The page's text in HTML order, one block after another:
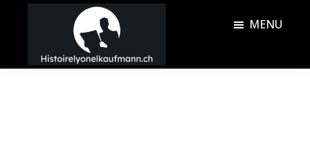
principal
barreHistoire
MENU